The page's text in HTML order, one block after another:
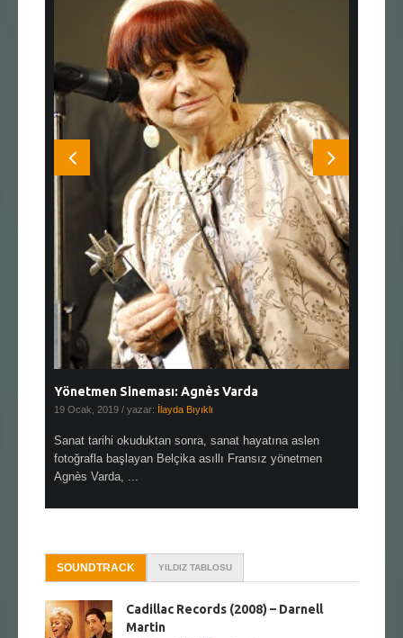
Yönetmen Sineması: Agnès Varda
19 Ocak, 2019 / yazar: İlayda Bıyıklı
Sanat tarihi okuduktan sonra, sanat hayatına aslen
fotoğrafla başlayan Belçika asıllı Fransız yönetmen
Agnès Varda, ...
SOUNDTRACK YILDIZ TABLOSU
Cadillac Records (2008) – Darnell
Martin